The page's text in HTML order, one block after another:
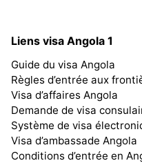
Liens visa Angola 1
Guide du visa Angola
Règles d’entrée aux
Visa d’affaires Angola
Demande de visa
Système de visa
Visa d’ambassade Angola
Conditions d’entrée en